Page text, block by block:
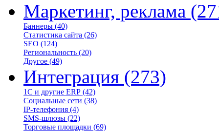
Маркетинг, реклама
Баннеры (40)
Статистика сайта (26)
SEO (124)
Региональность (20)
Другое (49)
Интеграция (273)
1С и другие ERP (42)
Социальные сети (38)
IP-телефония (4)
SMS-шлюзы (22)
Торговые площадки (69)